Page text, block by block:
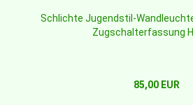
Schlichte Jugendstil-
Zugschalterfassung
85,00 EUR